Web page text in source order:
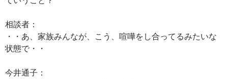
相談者：
・・あ、家族みんなが、こう、喧嘩をし合ってるみたいな
状態で・・
今井通子：